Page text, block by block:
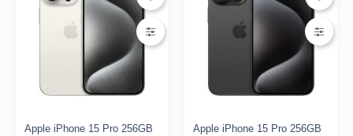
Apple iPhone 15 Pro 256GB
Apple iPhone 15 Pro 256GB